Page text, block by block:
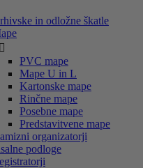
in odložne škatle

PVC mape
Mape U in L
Kartonske mape
Rinčne mape
Posebne mape
Predstavitvene mape
organizatorji
podloge